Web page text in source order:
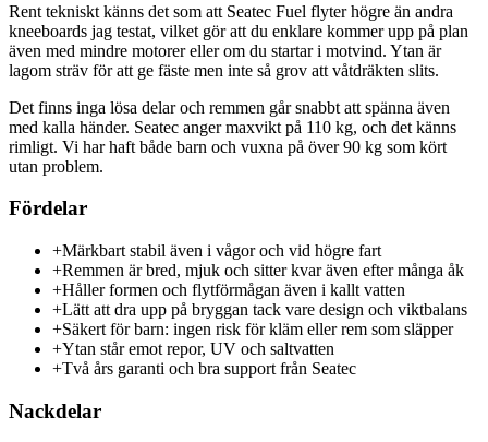
Rent tekniskt känns det som att Seatec Fuel flyter högre än andra
kneeboards jag testat, vilket gör att du enklare kommer upp på plan
även med mindre motorer eller om du startar i motvind. Ytan är
lagom sträv för att ge fäste men inte så grov att våtdräkten slits.
Det finns inga lösa delar och remmen går snabbt att spänna även
med kalla händer. Seatec anger maxvikt på 110 kg, och det känns
rimligt. Vi har haft både barn och vuxna på över 90 kg som kört
utan problem.
Fördelar
+Märkbart stabil även i vågor och vid högre fart
+Remmen är bred, mjuk och sitter kvar även efter många åk
+Håller formen och flytförmågan även i kallt vatten
+Lätt att dra upp på bryggan tack vare design och viktbalans
+Säkert för barn: ingen risk för kläm eller rem som släpper
+Ytan står emot repor, UV och saltvatten
+Två års garanti och bra support från Seatec
Nackdelar